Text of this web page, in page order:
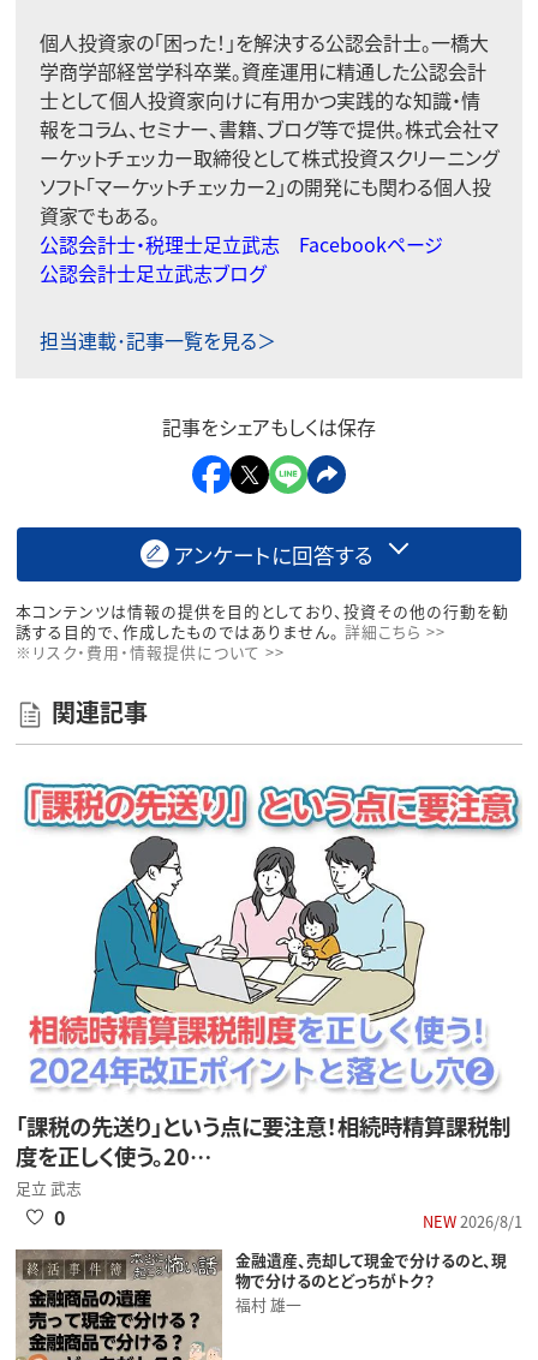
個人投資家の「困った！」を解決する公認会計士。一橋大
学商学部経営学科卒業。資産運用に精通した公認会計
士として個人投資家向けに有用かつ実践的な知識・情
報をコラム、セミナー、書籍、ブログ等で提供。株式会社マ
ーケットチェッカー取締役として株式投資スクリーニング
ソフト「マーケットチェッカー2」の開発にも関わる個人投
資家でもある。
公認会計士・税理士足立武志 Facebookページ
公認会計士足立武志ブログ
担当連載･記事一覧を見る＞
記事をシェアもしくは保存
アンケートに回答する
本コンテンツは情報の提供を目的としており、投資その他の行動を勧
誘する目的で、作成したものではありません。 詳細こちら >>
※リスク・費用・情報提供について >>
関連記事
「課税の先送り」という点に要注意！相続時精算課税制
度を正しく使う。20…
足立 武志
NEW2026/8/1
0
金融遺産、売却して現金で分けるのと、現
物で分けるのとどっちがトク？
福村 雄一